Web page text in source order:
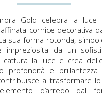
Gold celebra la luce
cornice decorativa
sua forma rotonda,
impreziosita da un
cattura la luce e crea
profondità e brillantezza
a trasformare
d’arredo dal